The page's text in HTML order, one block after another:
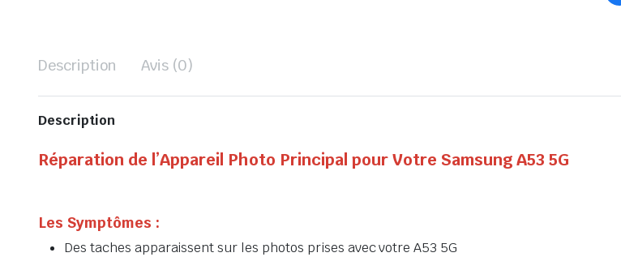
Description Avis (0)
Description
Réparation de l’Appareil Photo Principal pour Votre Samsung A53 5G
Les Symptômes :
Des taches apparaissent sur les photos prises avec votre A53 5G